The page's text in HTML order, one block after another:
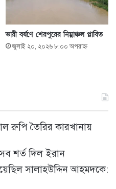
ভারী বর্ষণে শেরপুরের নিম্নাঞ্চল প্লাবিত
জুলাই ২০, ২০২৬ ৮:০০ অপরাহ্ণ
রুপি তৈরির কারখানায়
শর্ত দিল ইরান
সালাহউদ্দিন আহমদকে: